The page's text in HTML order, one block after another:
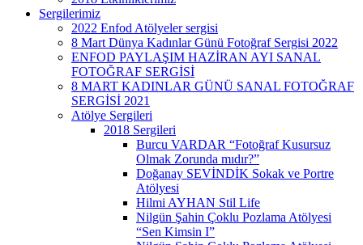
Sergilerimiz
2022 Enfod Atölyeler sergisi
8 Mart Dünya Kadınlar Günü Fotoğraf Sergisi 2022
ENFOD PAYLAŞIM HAZİRAN AYI SANAL
FOTOĞRAF SERGİSİ
8 MART KADINLAR GÜNÜ SANAL FOTOĞRAF
SERGİSİ 2021
Atölye Sergileri
2018 Sergileri
Burcu VARDAR “Fotoğraf Kusursuz
Olmak Zorunda mıdır?”
Doğanay SEVİNDİK Sokak ve Portre
Atölyesi
Hilmi AYHAN Stil Life
Nilgün Şahin Çoklu Pozlama Atölyesi
“Sen Kimsin I”